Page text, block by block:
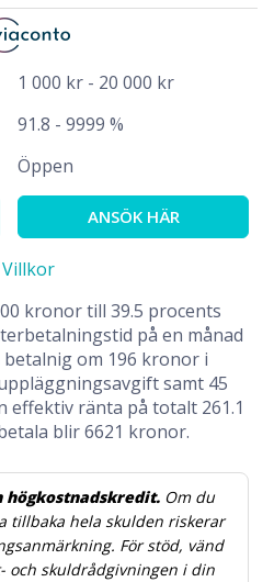
1 000 kr - 20 000 kr
91.8 - 9999 %
Öppen
ANSÖK HÄR
Villkor
kronor till 39.5 procents
på en månad
om 196 kronor i
samt 45
effektiv ränta på totalt 261.1
blir 6621 kronor.
högkostnadskredit. Om du
tillbaka hela skulden riskerar
För stöd, vänd
och skuldrådgivningen i din